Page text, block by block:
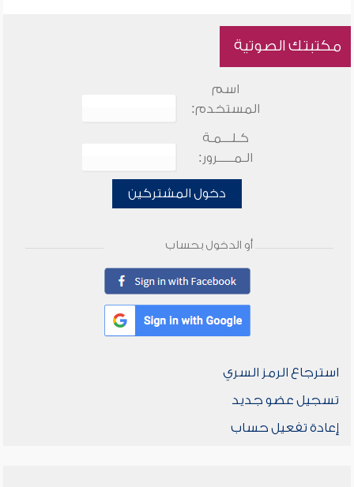
مكتبتك الصوتية
اسم
المستخدم:
كـلـــمـة
الـمـــــرور:
دخول المشتركين
أو الدخول بحساب
استرجاع الرمز السري
تسجيل عضو جديد
إعادة تفعيل حساب